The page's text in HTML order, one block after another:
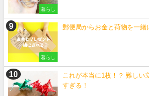
暮らし
暮らし
郵便局からお金と荷物を一緒
これが本当に1枚！？ 難しい
すぎる！